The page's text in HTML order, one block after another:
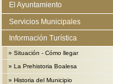
El Ayuntamiento
Servicios Municipales
Información Turística
» Situación - Cómo llegar
» La Prehistoria Boalesa
» Historia del Municipio